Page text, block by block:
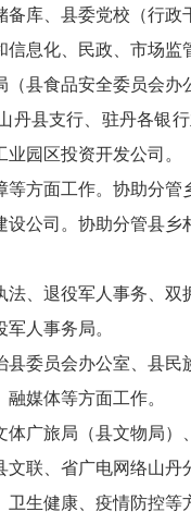
库、县委党校（行政
信息化、民政、市场
县食品安全委员会
县支行、驻丹各银
业园区投资开发公司。
方面工作。协助分管
设公司 。协助分管县乡
、退役军人事务、双
人事务局。
员会办公室、县民
媒体等方面工作。
广旅局（县文物局
联、 省广电网络山丹
生健康、疫情防控等